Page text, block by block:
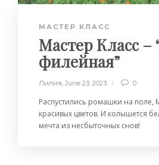
МАСТЕР КЛАСС
Мастер Класс –
филейная”
Лилия, June 23, 2023 0
Распустились ромашки на поле,
красивых цветов. И колышется
мечта из несбыточных снов!